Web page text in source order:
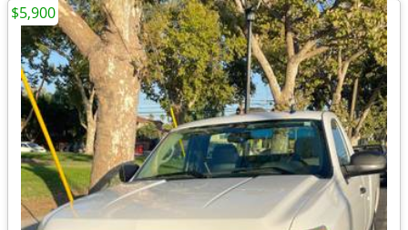
$5,900